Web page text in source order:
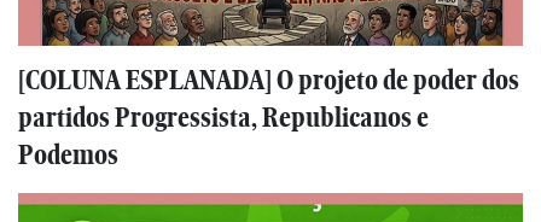
[COLUNA ESPLANADA] O projeto de poder dos
partidos Progressista, Republicanos e
Podemos